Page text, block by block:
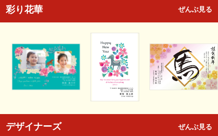
彩り花華 ぜんぶ見る
デザイナーズ ぜんぶ見る